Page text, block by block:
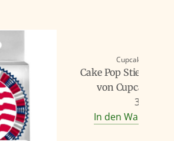
Cupcake
Cake Pop Stiele
von Cupcake
3,95 €
In den